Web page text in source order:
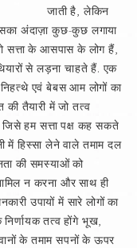
जाती है, लेकिन
अंदाज़ा कुछ-कुछ लगाया
सत्ता के आसपास के लोग हैं,
से लड़ना चाहते हैं. एक
एवं बेबस आम लोगों का
तैयारी में जो तत्व
हम सत्ता पक्ष कह सकते
में हिस्सा लेने वाले तमाम दल
की समस्याओं को
न करना और साथ ही
उपायों में सारे लोगों का
निर्णायक तत्व होंगे भूख,
के तमाम सपनों के ऊपर